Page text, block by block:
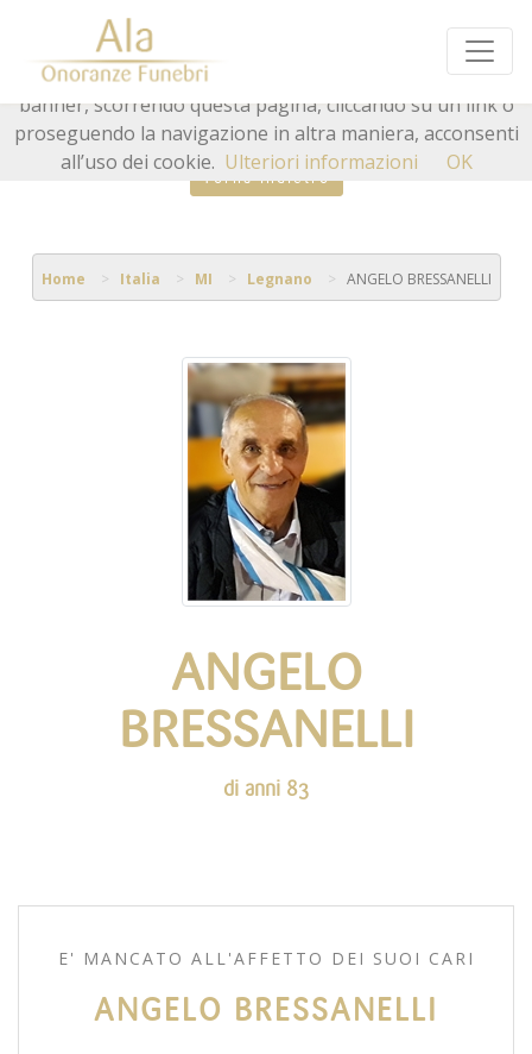
Torna indietro
Home Italia MI Legnano ANGELO BRESSANELLI
ANGELO
BRESSANELLI
di anni 83
E' MANCATO ALL'AFFETTO DEI SUOI CARI
ANGELO BRESSANELLI
Questo sito o gli strumenti terzi da questo utilizzati si
avvalgono di cookie necessari al funzionamento ed utili
alle finalità illustrate nella cookie policy. Chiudendo questo
banner, scorrendo questa pagina, cliccando su un link o
proseguendo la navigazione in altra maniera, acconsenti
all’uso dei cookie. Ulteriori informazioni OK